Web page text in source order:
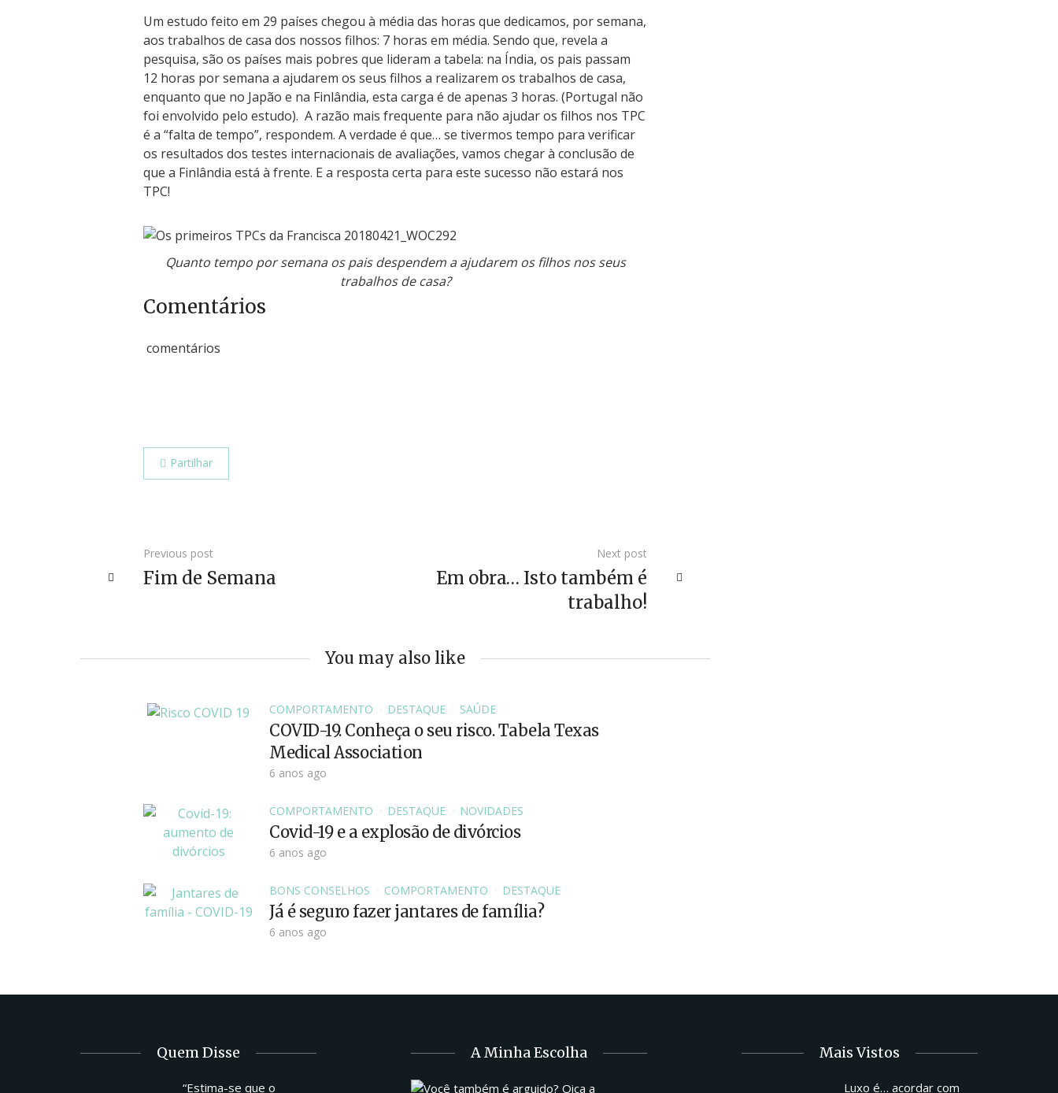
Um estudo feito em 29 países chegou à média das horas que dedicamos, por semana,
aos trabalhos de casa dos nossos filhos: 7 horas em média. Sendo que, revela a
pesquisa, são os países mais pobres que lideram a tabela: na Índia, os pais passam
12 horas por semana a ajudarem os seus filhos a realizarem os trabalhos de casa,
enquanto que no Japão e na Finlândia, esta carga é de apenas 3 horas. (Portugal não
foi envolvido pelo estudo). A razão mais frequente para não ajudar os filhos nos TPC
é a “falta de tempo”, respondem. A verdade é que… se tivermos tempo para verificar
os resultados dos testes internacionais de avaliações, vamos chegar à conclusão de
que a Finlândia está à frente. E a resposta certa para este sucesso não estará nos
TPC!
Quanto tempo por semana os pais despendem a ajudarem os filhos nos seus
trabalhos de casa?
Comentários
comentários
Partilhar
Previous post
Fim de Semana
Next post
Em obra… Isto também é
trabalho!
You may also like
COMPORTAMENTO DESTAQUE SAÚDE
COVID-19. Conheça o seu risco. Tabela Texas
Medical Association
6 anos ago
COMPORTAMENTO DESTAQUE NOVIDADES
Covid-19 e a explosão de divórcios
6 anos ago
BONS CONSELHOS COMPORTAMENTO DESTAQUE
Já é seguro fazer jantares de família?
6 anos ago
Quem Disse
“Estima-se que o
A Minha Escolha Mais Vistos
Luxo é… acordar com